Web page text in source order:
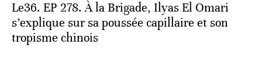
Le36. EP 278. À la Brigade, Ilyas El Omari
s’explique sur sa poussée capillaire et son
tropisme chinois